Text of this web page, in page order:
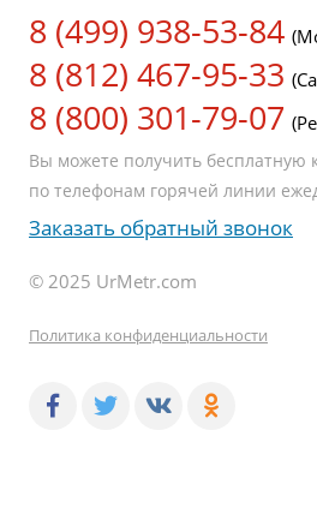
8 (499) 938-53-84
8 (812) 467-95-33
8 (800) 301-79-07
Вы можете получить бесплатную
по телефонам горячей линии
Заказать обратный звонок
© 2025 UrMetr.com
Политика конфиденциальности